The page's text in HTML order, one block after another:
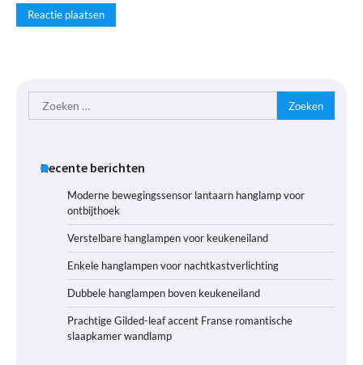
Zoeken
naar:
Recente berichten
Moderne bewegingssensor lantaarn hanglamp voor
ontbijthoek
Verstelbare hanglampen voor keukeneiland
Enkele hanglampen voor nachtkastverlichting
Dubbele hanglampen boven keukeneiland
Prachtige Gilded-leaf accent Franse romantische
slaapkamer wandlamp